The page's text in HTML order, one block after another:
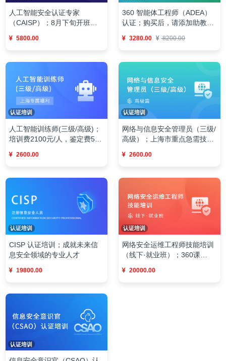
人工智能安全认证专家
（CAISP）；8月下旬开班；
kanxuecom对接
5800.00
360 智能体工程师（ADEA）
认证；购买后，请添加助教微
官方认证体系、48 节系统课
3280.00 8200.00
认证培训
人工智能训练师(三级/高级)；
培训费2100元/人，鉴定费500
2600.00
认证培训
网络与信息安全管理员（三级/
高级）；上海市重点急需技能
间：8月15日开班；当前培训
2600.00
认证培训
CISP 认证培训；成就未来信
息安全领域的专业人才
19800.00
认证培训
网络安全运维工程师技能培训
（线下·就业班）；360课
kanxuecom对接培训事宜
20000.00
认证培训